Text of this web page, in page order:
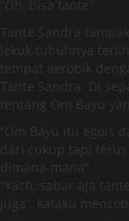
“Oh, bisa tante”
Tante Sandra
lekuk tubuhnya
tempat aerobik
Tante Sandra. Di
tentang Om Bayu
“Om Bayu itu egois
dari cukup tapi
dimana-mana”
“Yach, sabar aja
juga”, kataku